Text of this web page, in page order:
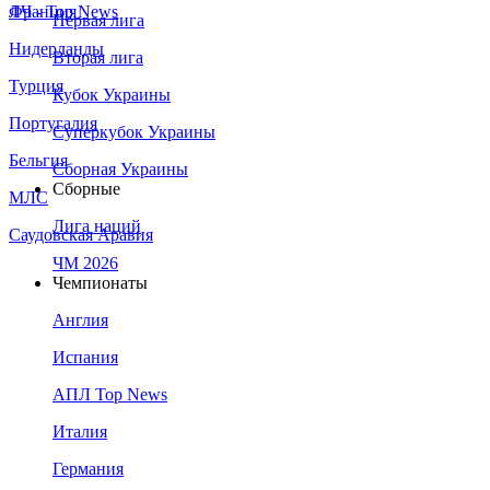
Франция
Нидерланды
Турция
Португалия
Бельгия
МЛС
Саудовская Аравия
ЛЧ - Top News
Первая лига
Вторая лига
Кубок Украины
Суперкубок Украины
Сборная Украины
Сборные
Лига наций
ЧМ 2026
Чемпионаты
Англия
Испания
АПЛ Top News
Италия
Германия